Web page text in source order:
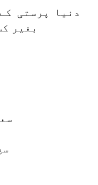
دنیا پرستی
بغیر